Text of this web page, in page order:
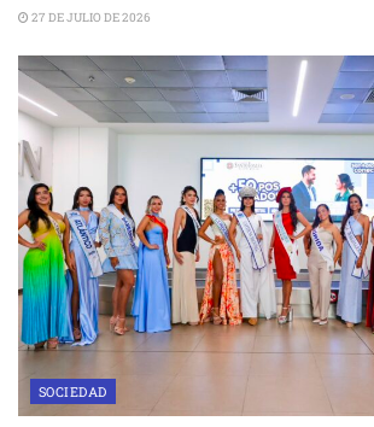
27 DE JULIO DE 2026
SOCIEDAD